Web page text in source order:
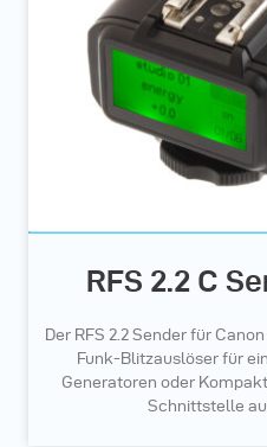
RFS 2.2 C
Der RFS 2.2 Sender für
Funk-Blitzauslöser für
Generatoren oder
Schnittstelle